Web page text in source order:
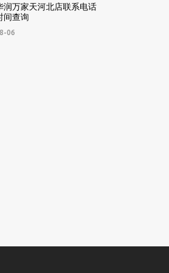
润万家天河北店联系电话
间查询
06